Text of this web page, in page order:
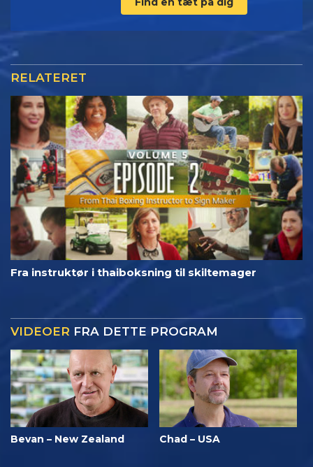
RELATERET
Fra instruktør i thaiboksning til skiltemager
VIDEOER FRA DETTE PROGRAM
Bevan – New Zealand Chad – USA